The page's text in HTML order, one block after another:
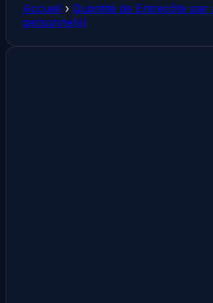
Accueil › Quantité de Entrecôte par
personne(s)